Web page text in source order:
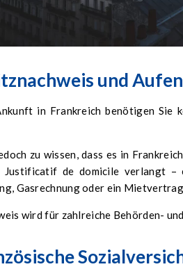
und
in Frankreich benötigen Sie
zu wissen, dass es in
Justificatif de domicile verlangt –
Gasrechnung oder ein
wird für zahlreiche Behörden-